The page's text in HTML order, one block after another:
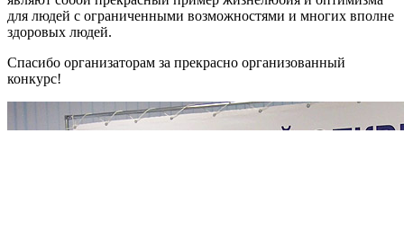
для людей с ограниченными возможностями и многих вполне
здоровых людей.
Спасибо организаторам за прекрасно организованный
конкурс!